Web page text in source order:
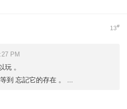
13#
PM
玩 。
到 忘記它的存在 。 ...